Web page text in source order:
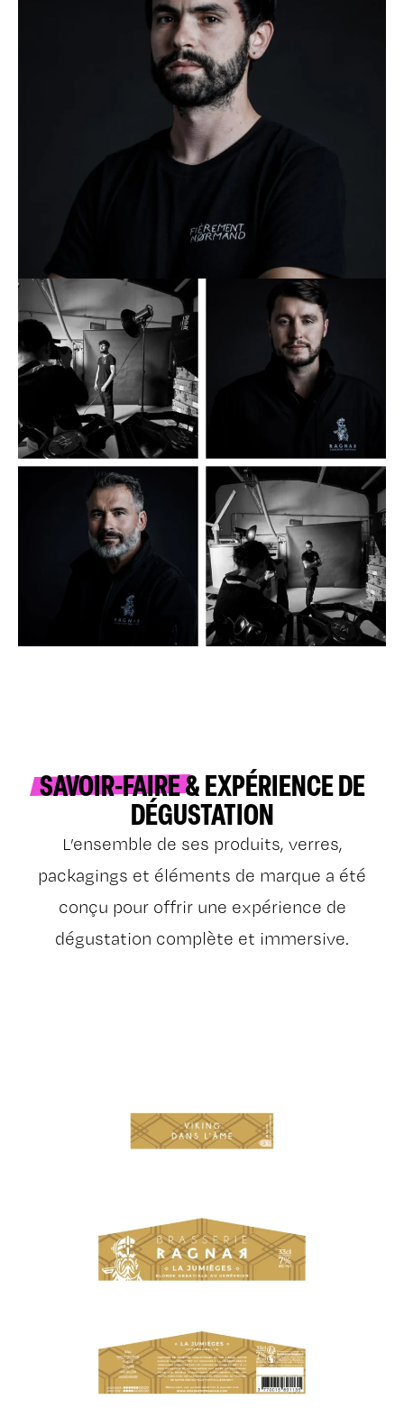
SAVOIR-FAIRE& EXPÉRIENCE DE
DÉGUSTATION
L’ensemble de ses produits, verres,
packagings et éléments de marque a été
conçu pour offrir une expérience de
dégustation complète et immersive.